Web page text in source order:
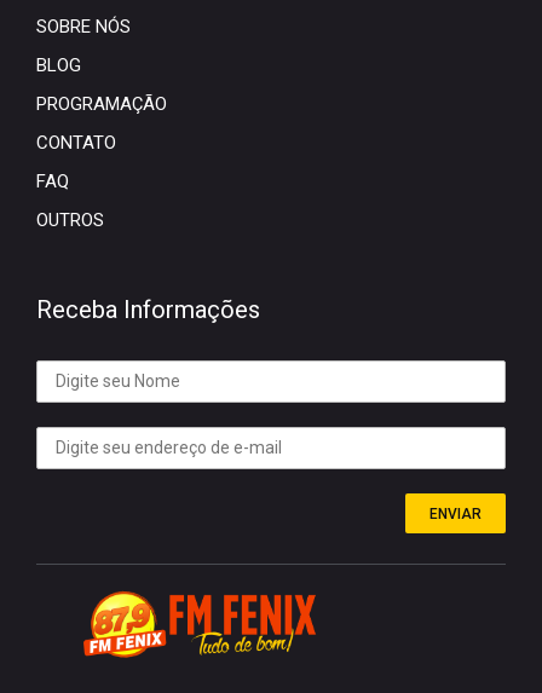
SOBRE NÓS
BLOG
PROGRAMAÇÃO
CONTATO
FAQ
OUTROS
Receba Informações
ENVIAR